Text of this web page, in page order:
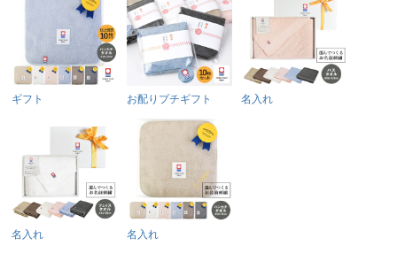
ギフト お配りプチギフト 名入れ
名入れ 名入れ